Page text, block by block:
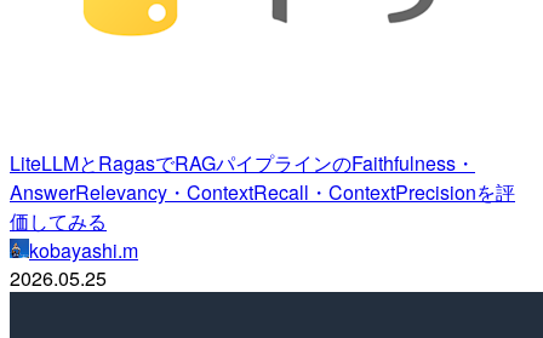
LiteLLMとRagasでRAGパイプラインのFaithfulness・
AnswerRelevancy・ContextRecall・ContextPrecisionを評
価してみる
kobayashi.m
2026.05.25